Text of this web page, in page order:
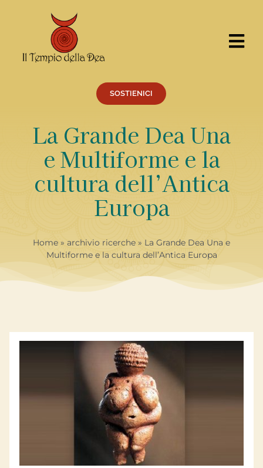
contenuto
Percorsi
Servizi
Chi siamo
SOSTIENICI
La Grande Dea Una
e Multiforme e la
cultura dell’Antica
Europa
Home » archivio ricerche » La Grande Dea Una e
Multiforme e la cultura dell’Antica Europa